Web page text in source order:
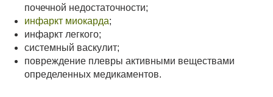
почечной недостаточности;
инфаркт миокарда;
инфаркт легкого;
системный васкулит;
повреждение плевры активными веществами
определенных медикаментов.